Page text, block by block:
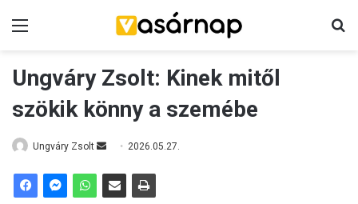
Ungváry Zsolt: Kinek mitől
szökik könny a szemébe
Ungváry Zsolt
n
2026.05.27.